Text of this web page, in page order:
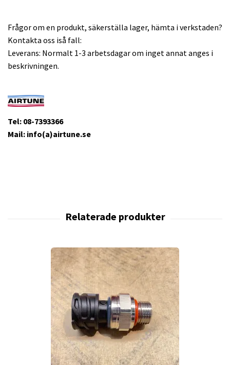
Frågor om en produkt, säkerställa lager, hämta i verkstaden?
Kontakta oss iså fall:
Leverans: Normalt 1-3 arbetsdagar om inget annat anges i
beskrivningen.
Tel: 08-7393366
Mail: info(a)airtune.se